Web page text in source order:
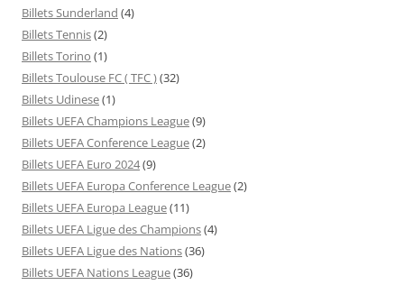
Billets Sunderland (4)
Billets Tennis(2)
Billets Torino (1)
Billets Toulouse FC ( TFC )(32)
Billets Udinese(1)
Billets UEFA Champions League(9)
Billets UEFA Conference League(2)
Billets UEFA Euro 2024(9)
Billets UEFA Europa Conference League(2)
Billets UEFA Europa League(11)
Billets UEFA Ligue des Champions(4)
Billets UEFA Ligue des Nations(36)
Billets UEFA Nations League(36)